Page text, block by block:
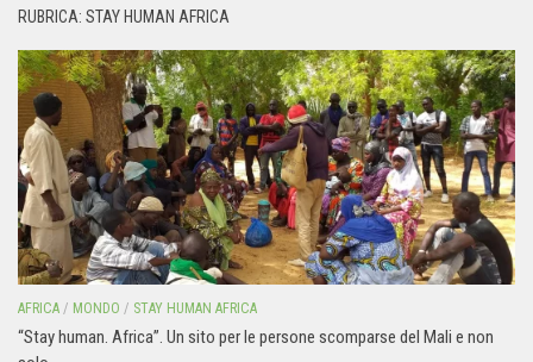
RUBRICA: STAY HUMAN AFRICA
AFRICA / MONDO / STAY HUMAN AFRICA
“Stay human. Africa”. Un sito per le persone scomparse del Mali e non